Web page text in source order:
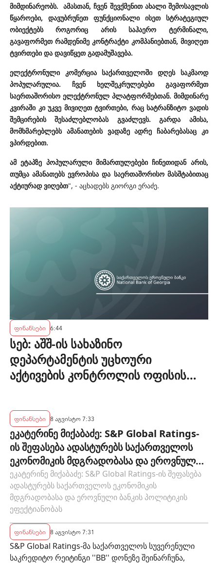
მიმდინარეობს. ამასთან, ჩვენ შევქმენით ახალი შემოსავლის
წყაროები, დავუბრუნეთ ფუნქციონალი ისეთ სტრატეგიულ
ობიექტებს როგორიც არის საჰაერო ტერმინალი,
გავაფორმეთ რამდენიმე კონტრაქტი კომპანიებთან, მივიღეთ
ტვირთები და დავიწყეთ გადამუშავება.
ელექტრონული კომერცია საქართველოში დღეს საკმაოდ
პოპულარულია. ჩვენ ხელშეკრულებები გავაფორმეთ
საერთაშორისო ელექტრონულ პლატფორმებთან. მიმდინარე
კვირაში კი უკვე მივიღეთ ტვირთები, რაც სატრანზიტო ვადის
შემცირების შესაძლებლობას გვაძლევს. გარდა ამისა,
მომხმარებლებს ამანათების ვადაზე ადრე ჩაბარებასაც კი
ვპირდებით.
ამ ეტაპზე პოპულარული მიმართულებები ჩინეთიდან არის,
თუმცა ამანათებს ევროპისა და საერთაშორისო მასშტაბითაც
აქტიურად ვიღებთ", - აცხადებს გიორგი ერაძე.
ფინანსები 6:44
სებ: აშშ-ის სახაზინო
დეპარტამენტის უცხოური
აქტივების კონტროლის ოფისის
არ წარმოადგენს საქართველოს
ეროვნული ბანკის რეგულირებულ
სუბიექტს
ფინანსები 8 აგვისტო 7:33
ეკატერინე მიქაბაძე: S&P Global Ratings-
ის შეფასება ადასტურებს საქართველოს
ეკონომიკის მდგრადობასა და ეროვნული
ბანკის პოლიტიკის ეფექტიანობას
ეკატერინე მიქაბაძე: S&P Global Ratings-ის შეფასება
ადასტურებს საქართველოს ეკონომიკის
მდგრადობასა და ეროვნული ბანკის პოლიტიკის
ეფექტიანობას
ფინანსები 8 აგვისტო 7:31
S&P Global Ratings-მა საქართველოს სუვერენული
საკრედიტო რეიტინგი ''BB'' დონეზე შეინარჩუნა,